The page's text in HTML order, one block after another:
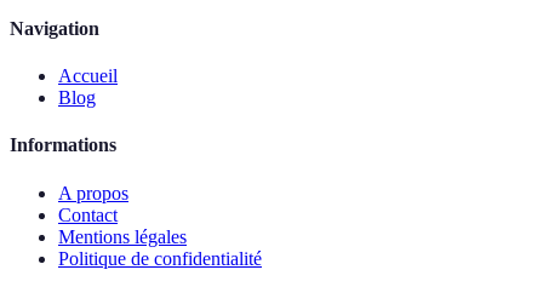
Navigation
Accueil
Blog
Informations
A propos
Contact
Mentions légales
Politique de confidentialité